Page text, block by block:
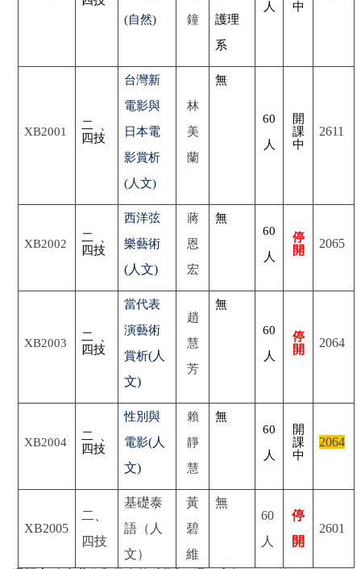
(自然)
鐘
護理
系
人
中
XB2001
二、
四技
台灣新
電影與
日本電
影賞析
(人文)
林
美
蘭
無
60
人
開
課
中
2611
XB2002
二、
四技
西洋弦
樂藝術
(人文)
蔣
恩
宏
無
60
人
停
開
2065
XB2003
二、
四技
當代表
演藝術
賞析(人
文)
趙
慧
芳
無
60
人
停
開
2064
XB2004
二、
四技
性別與
電影(人
文)
賴
靜
慧
無
60
人
開
課
中
2064
XB2005
二、
四技
基礎泰
語（人
文）
黃
碧
維
無
60
人
停
開
2601